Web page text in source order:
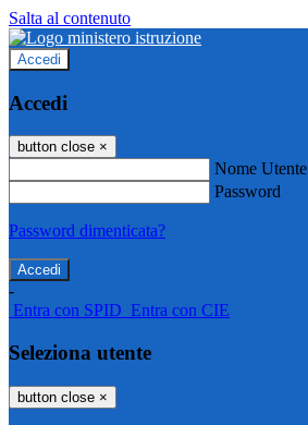
Salta al contenuto
Accedi
Accedi
button close ×
Nome Utente
Password
Password dimenticata?
-
Entra con SPID Entra con CIE
Seleziona utente
button close ×